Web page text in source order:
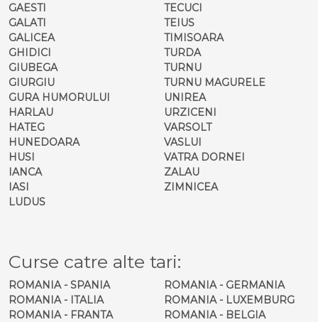
GAESTI
GALATI
GALICEA
GHIDICI
GIUBEGA
GIURGIU
GURA HUMORULUI
HARLAU
HATEG
HUNEDOARA
HUSI
IANCA
IASI
LUDUS
TECUCI
TEIUS
TIMISOARA
TURDA
TURNU
TURNU MAGURELE
UNIREA
URZICENI
VARSOLT
VASLUI
VATRA DORNEI
ZALAU
ZIMNICEA
Curse catre alte tari:
ROMANIA - SPANIA
ROMANIA - ITALIA
ROMANIA - FRANTA
ROMANIA - GERMANIA
ROMANIA - LUXEMBURG
ROMANIA - BELGIA